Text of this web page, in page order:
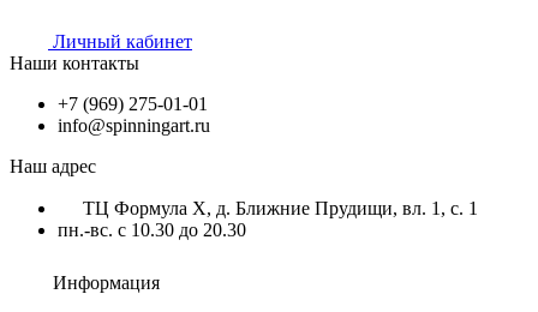
Личный кабинет
Наши контакты
+7 (969) 275-01-01
info@spinningart.ru
Наш адрес
ТЦ Формула X, д. Ближние Прудищи, вл. 1, с. 1
пн.-вс. с 10.30 до 20.30
Информация